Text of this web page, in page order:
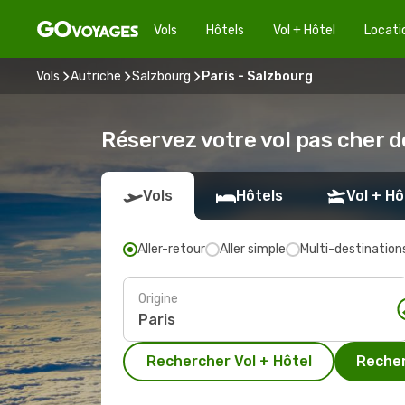
Vols Hôtels Vol + Hôtel
Vols Autriche Salzbourg Paris - Salzbourg
Réservez votre vol pas cher
Vols Hôtels Vol +
Aller-retour Aller simple Multi-
Origine
Rechercher Vol + Hôtel